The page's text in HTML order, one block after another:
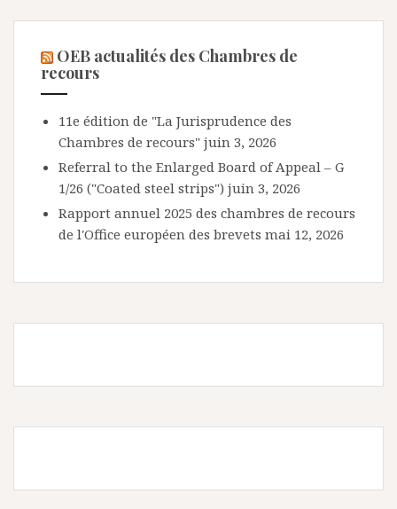
OEB actualités des Chambres de
recours
11e édition de "La Jurisprudence des
Chambres de recours" juin 3, 2026
Referral to the Enlarged Board of Appeal – G
1/26 ("Coated steel strips") juin 3, 2026
Rapport annuel 2025 des chambres de recours
de l'Office européen des brevets mai 12, 2026